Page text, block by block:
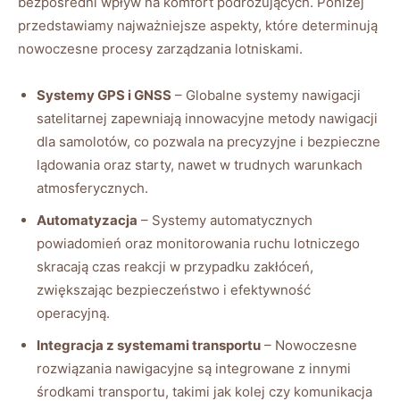
przedstawiamy najważniejsze aspekty, które determinują
nowoczesne procesy zarządzania lotniskami.
Systemy GPS i GNSS – Globalne systemy nawigacji
satelitarnej zapewniają innowacyjne metody nawigacji
dla samolotów, co pozwala na precyzyjne i bezpieczne
lądowania oraz starty, nawet w trudnych warunkach
atmosferycznych.
Automatyzacja – Systemy automatycznych
powiadomień oraz monitorowania ruchu lotniczego
skracają czas reakcji w przypadku zakłóceń,
zwiększając bezpieczeństwo i efektywność
operacyjną.
Integracja z systemami transportu – Nowoczesne
rozwiązania nawigacyjne są integrowane z innymi
środkami transportu, takimi jak kolej czy komunikacja